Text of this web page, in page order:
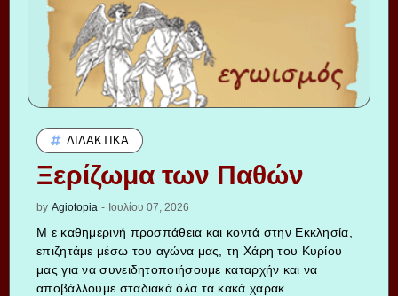
ΔΙΔΑΚΤΙΚΆ
Ξερίζωμα των Παθών
by Agiotopia - Ιουλίου 07, 2026
Μ ε καθημερινή προσπάθεια και κοντά στην Εκκλησία,
επιζητάμε μέσω του αγώνα μας, τη Χάρη του Κυρίου
μας για να συνειδητοποιήσουμε καταρχήν και να
αποβάλλουμε σταδιακά όλα τα κακά χαρακ…